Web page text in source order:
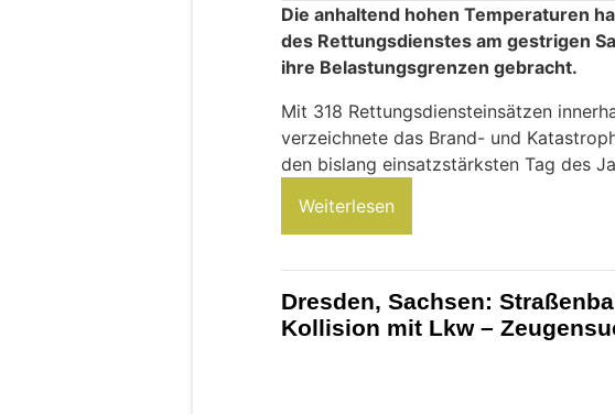
Die anhaltend hohen Temperaturen
des Rettungsdienstes am gestrigen
ihre Belastungsgrenzen gebracht.
Mit 318 Rettungsdiensteinsätzen
verzeichnete das Brand- und
den bislang einsatzstärksten Tag des
Weiterlesen
Dresden, Sachsen:
Kollision mit Lkw –